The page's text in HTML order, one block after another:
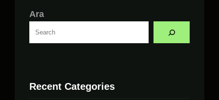
Ara
Recent Categories